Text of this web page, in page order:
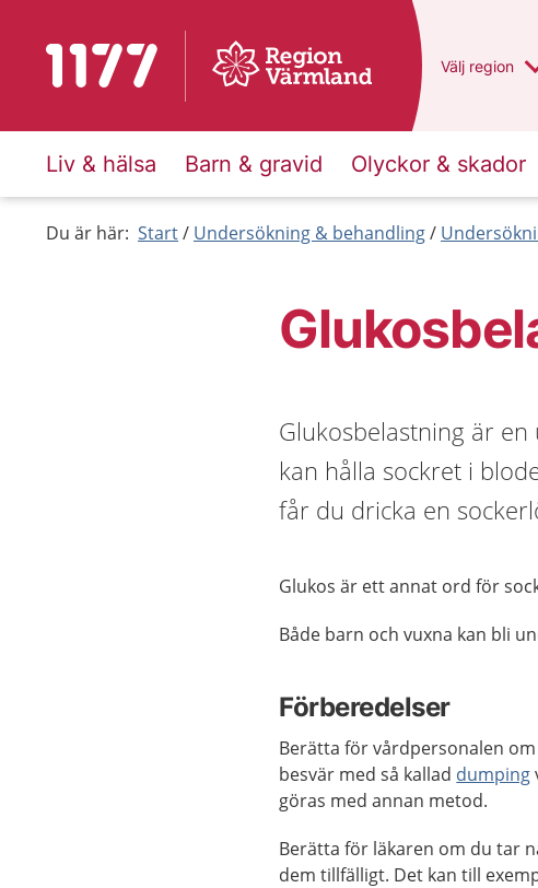
Till startsidan för 1177 Du har valt
Välj en annan
region
Liv & hälsa Barn & gravid Olyckor & skador
Du är här: Start Undersökning & behandling
Glukosbelastning är
kan hålla sockret i
får du dricka en
Glukos är ett annat ord för
Både barn och vuxna kan bli
Förberedelser
Berätta för vårdpersonalen
besvär med så kallad dumping
göras med annan metod.
Berätta för läkaren om du tar
dem tillfälligt. Det kan till